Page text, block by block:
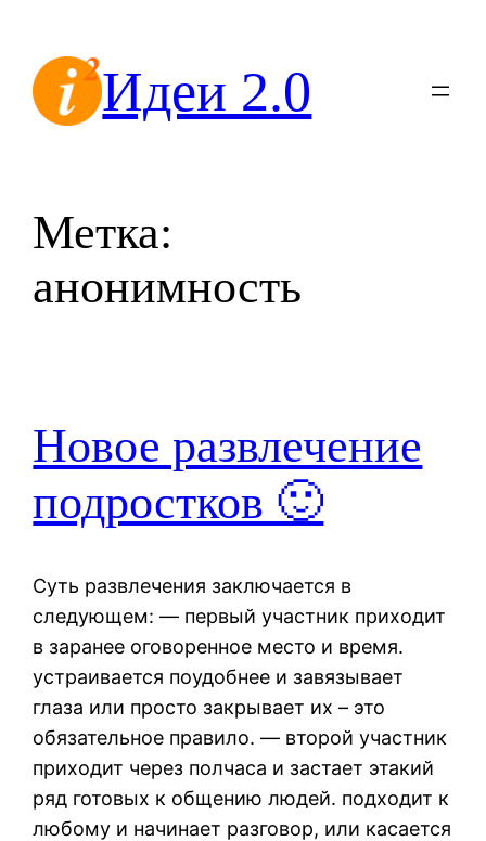
содержимомуИдеи 2.0
Метка:
анонимность
Новое развлечение
подростков 🙂
Суть развлечения заключается в
следующем: — первый участник приходит
в заранее оговоренное место и время.
устраивается поудобнее и завязывает
глаза или просто закрывает их – это
обязательное правило. — второй участник
приходит через полчаса и застает этакий
ряд готовых к общению людей. подходит к
любому и начинает разговор, или касается